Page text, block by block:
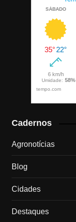
Cadernos
Agronotícias
Blog
Cidades
Destaques